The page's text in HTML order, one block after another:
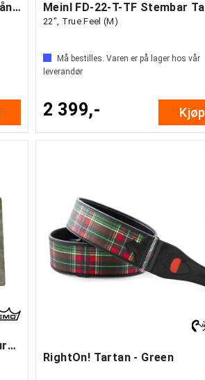
Meinl FD-22-T Stembar Tar/Håndtromme 22"
22", True Feel (M)
Må bestilles. Varen er på lager hos vår
leverandør
2 399,- Kjøp
Remo Accs. HK-8501-00 Texture Targets
RightOn! Tartan - Green